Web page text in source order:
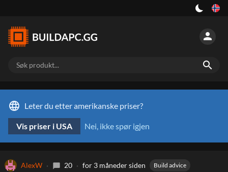
person
search
language Leter du etter amerikanske priser?
Nei, ikke spør igjen
Vis priser i USA
AlexW chat_bubble 20 for 3 måneder siden Build advice